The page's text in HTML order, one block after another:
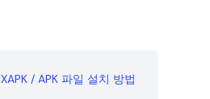
XAPK / APK 파일 설치 방법